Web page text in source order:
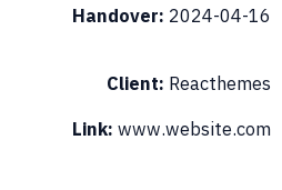
Handover:2024-04-
Client:
Link: